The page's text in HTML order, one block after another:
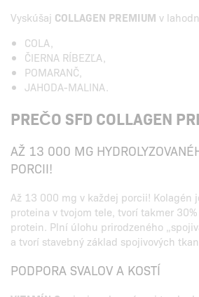
Vyskúšaj COLLAGEN PREMIUM v
COLA,
ČIERNA RÍBEZĽA,
POMARANČ,
JAHODA-MALINA.
PREČO SFD COLLAGEN
AŽ 13 000 MG
PORCII!
Až 13 000 mg v každej porcii! Kolagén
proteina v tvojom tele, tvorí takmer
protein. Plní úlohu prirodzeného
a tvorí stavebný základ spojivových
PODPORA SVALOV A KOSTÍ